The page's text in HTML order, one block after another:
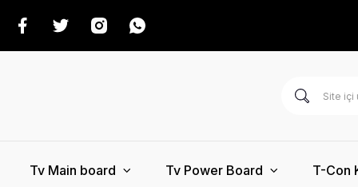
Tv Main board Tv Power Board T-Con